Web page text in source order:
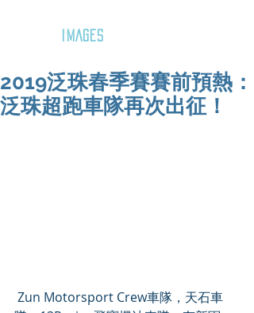
IMAGES
2019泛珠春季賽賽前預熱：
泛珠超跑車隊再次出征！